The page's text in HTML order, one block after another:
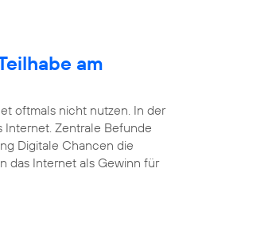
am
oftmals nicht nutzen. In der
Internet. Zentrale Befunde
Digitale Chancen die
das Internet als Gewinn für